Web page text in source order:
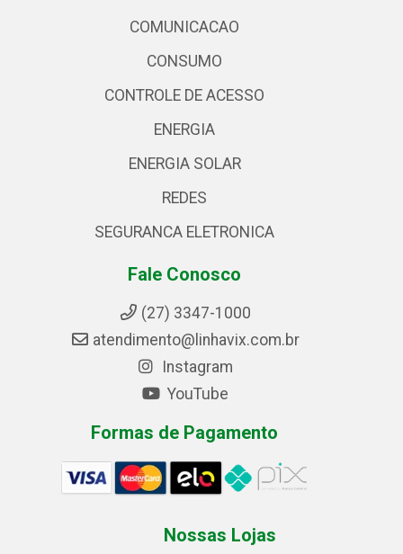
COMUNICACAO
CONSUMO
CONTROLE DE ACESSO
ENERGIA
ENERGIA SOLAR
REDES
SEGURANCA ELETRONICA
Fale Conosco
(27) 3347-1000
atendimento@linhavix.com.br
Instagram
YouTube
Formas de Pagamento
Nossas Lojas